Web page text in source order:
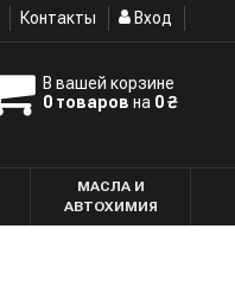
Контакты Вход
В вашей корзине
0 товаров на 0 ₴
МАСЛА И
АВТОХИМИЯ